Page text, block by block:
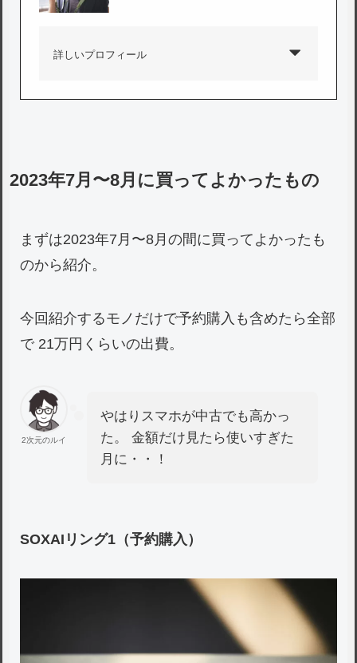
詳しいプロフィール
2023年7月〜8月に買ってよかったもの
まずは2023年7月〜8月の間に買ってよかったも
のから紹介。
今回紹介するモノだけで予約購入も含めたら全部
で 21万円くらいの出費。
2次元のルイ
やはりスマホが中古でも高かっ
た。 金額だけ見たら使いすぎた
月に・・！
SOXAIリング1（予約購入）